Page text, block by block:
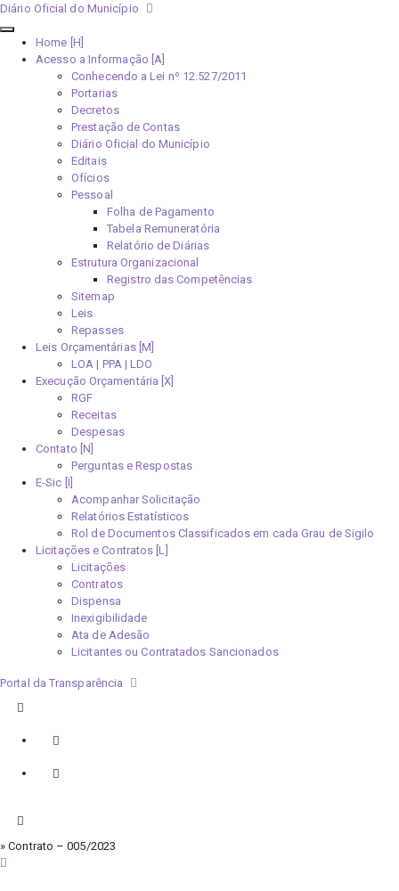
Diário Oficial do Município
Home [H]
Acesso a Informação [A]
Conhecendo a Lei nº 12.527/2011
Portarias
Decretos
Prestação de Contas
Diário Oficial do Município
Editais
Ofícios
Pessoal
Folha de Pagamento
Tabela Remuneratória
Relatório de Diárias
Estrutura Organizacional
Registro das Competências
Sitemap
Leis
Repasses
Leis Orçamentárias [M]
LOA | PPA | LDO
Execução Orçamentária [X]
RGF
Receitas
Despesas
Contato [N]
Perguntas e Respostas
E-Sic [I]
Acompanhar Solicitação
Relatórios Estatísticos
Rol de Documentos Classificados em cada Grau de Sigilo
Licitações e Contratos [L]
Licitações
Contratos
Dispensa
Inexigibilidade
Ata de Adesão
Licitantes ou Contratados Sancionados
Portal da Transparência
» Contrato – 005/2023